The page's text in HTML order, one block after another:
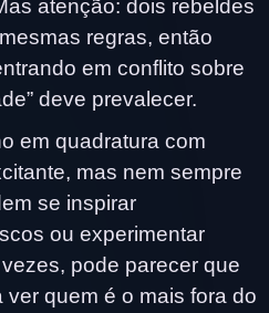
atenção: dois rebeldes
regras, então
em conflito sobre
deve prevalecer.
em quadratura com
mas nem sempre
se inspirar
ou experimentar
pode parecer que
quem é o mais fora do